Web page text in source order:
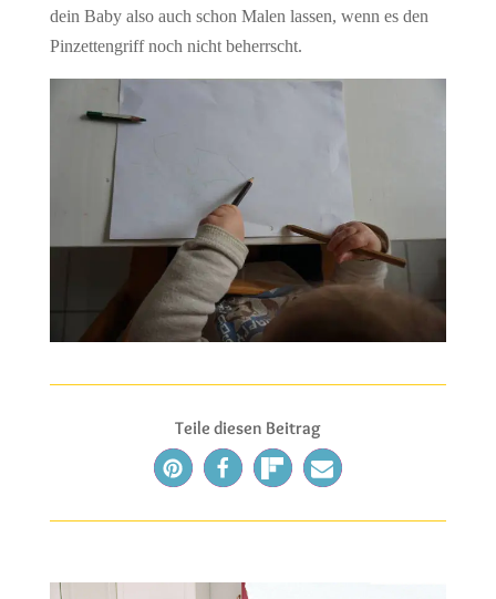
dein Baby also auch schon Malen lassen, wenn es den
Pinzettengriff noch nicht beherrscht.
Teile diesen Beitrag